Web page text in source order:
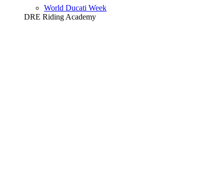
World Ducati Week
DRE Riding Academy